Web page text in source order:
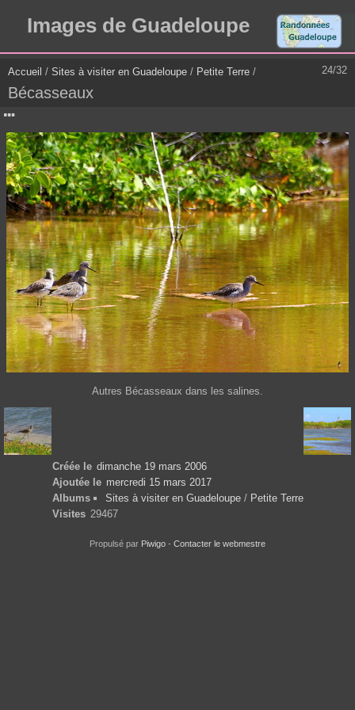
Images de Guadeloupe
24/32
Accueil / Sites à visiter en Guadeloupe / Petite Terre /
Bécasseaux
Autres Bécasseaux dans les salines.
Créée le dimanche 19 mars 2006
Ajoutée le mercredi 15 mars 2017
Albums
Sites à visiter en Guadeloupe / Petite Terre
Visites 29467
Propulsé par Piwigo - Contacter le webmestre